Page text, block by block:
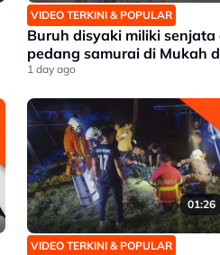
VIDEO TERKINI & POPULAR
Buruh disyaki miliki senjata
pedang samurai di Mukah
1 day ago
01:26
VIDEO TERKINI & POPULAR